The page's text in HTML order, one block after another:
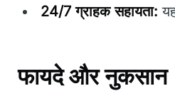
24/7 ग्राहक सहायता:
फायदे और नुकसान